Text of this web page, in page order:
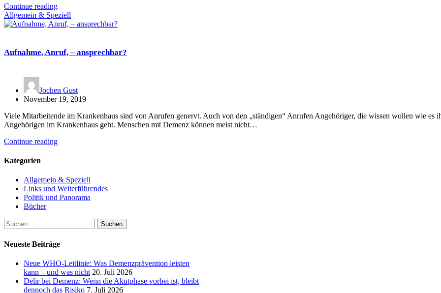
Continue reading
Allgemein & Speziell
Aufnahme, Anruf, – ansprechbar?
Jochen Gust
November 19, 2019
Viele Mitarbeitende im Krankenhaus sind von Anrufen genervt. Auch von den „ständigen“ Anrufen Angehöriger, die wissen wollen wie es
Angehörigen im Krankenhaus geht. Menschen mit Demenz können meist nicht…
Continue reading
Kategorien
Allgemein & Speziell
Links und Weiterführendes
Politik und Panorama
Bücher
Suchen
nach:
Neueste Beiträge
Neue WHO-Leitlinie: Was Demenzprävention leisten
kann – und was nicht 20. Juli 2026
Delir bei Demenz: Wenn die Akutphase vorbei ist, bleibt
dennoch das Risiko 7. Juli 2026